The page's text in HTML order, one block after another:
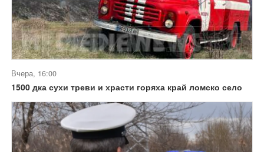
Вчера, 16:00
1500 дка сухи треви и храсти горяха край ломско село